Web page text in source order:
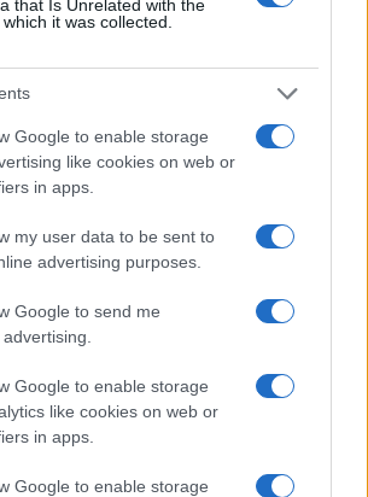
that Is Unrelated with the
it was collected.
Google to enable storage
like cookies on web or
in apps.
my user data to be sent to
advertising purposes.
Google to send me
Google to enable storage
like cookies on web or
in apps.
Google to enable storage